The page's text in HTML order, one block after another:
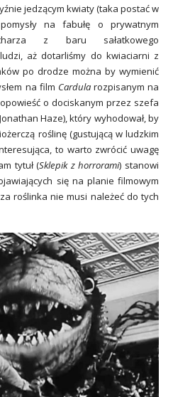
jedzącym kwiaty (taka postać w
na fabułę o prywatnym
z baru sałatkowego
aż dotarliśmy do kwiaciarni z
po drodze można by wymienić
na film Cardula rozpisanym na
o dociskanym przez szefa
Haze), który wyhodował, by
roślinę (gustującą w ludzkim
to warto zwrócić uwagę
tytuł (Sklepik z horrorami) stanowi
się na planie filmowym
roślinka nie musi należeć do tych